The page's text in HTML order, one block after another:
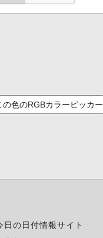
の色のRGBカラーピッカー
の日付情報サイト